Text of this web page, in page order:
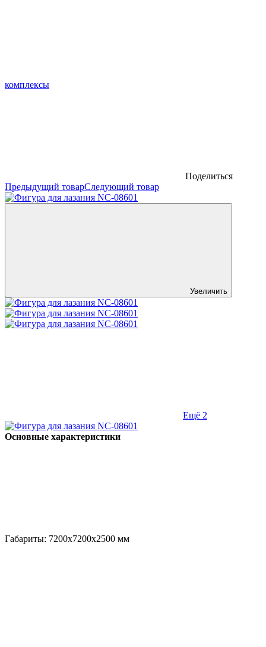
комплексы
Поделиться
Предыдущий товарСледующий товар
Увеличить
Ещё 2
Основные характеристики
Габариты: 7200x7200x2500 мм